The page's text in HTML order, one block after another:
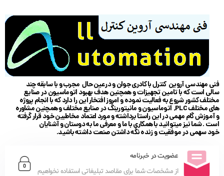
فنی مهندسی آروین کنترل با کادری جوان و در عین حال مجرب و با سابقه چند
سالی است که با تامین تجهیزات و همچنین هدف بهبود اتوماسیون در صنایع
مختلف کشور شروع به فعالیت نموده و امروز افتخار این را دارد که با انجام پروژه
های مختلف PLC, اتوماسیون و مانیتورینگ در صنایع مختلف و همچنین مشاوره
و آموزش گام مهمی در این راستا برداشته و مورد اعتماد مخاطبین خود قرار گرفته
است . شما نیز میتوانید با همکاری با ما و معرفی ما به دوستان و آشنایان
خود سهمی در موفقیت و زنده نگه داشتن صنعت داشته باشید.
عضویت در خبرنامه
از مشخصات شما برای مقاصد تبلیغاتی استفاده نخواهیم